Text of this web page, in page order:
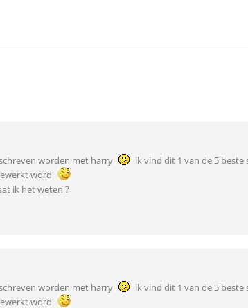
worden met harry
ik vind dit 1 van de 5
word
ik het weten ?
worden met harry
ik vind dit 1 van de 5
word